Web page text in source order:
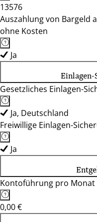
13576
Auszahlung von Bargeld
ohne Kosten
Ja
Einlagen-
Gesetzliches Einlagen-
Ja, Deutschland
Freiwillige Einlagen-
Ja
Kontoführung pro Monat
0,00 €